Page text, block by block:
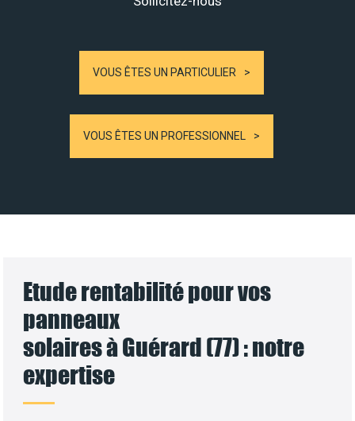
VOUS ÊTES UN PARTICULIER
VOUS ÊTES UN PROFESSIONNEL
Etude rentabilité pour vos
panneaux
solaires à Guérard (77) : notre
expertise